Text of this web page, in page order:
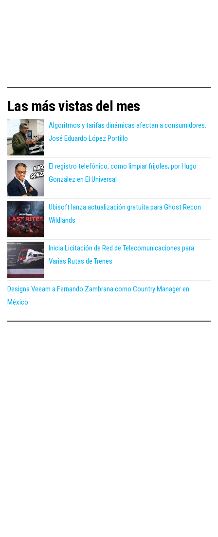
Las más vistas del mes
Algoritmos y tarifas dinámicas afectan a consumidores:
José Eduardo López Portillo
El registro telefónico, como limpiar frijoles; por Hugo
González en El Universal
Ubisoft lanza actualización gratuita para Ghost Recon
Wildlands
Inicia Licitación de Red de Telecomunicaciones para
Varias Rutas de Trenes
Designa Veeam a Fernando Zambrana como Country Manager en
México